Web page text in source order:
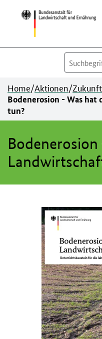
Zum
Inhalt
springen
Home/Aktionen/
Bodenerosion - Was
tun?